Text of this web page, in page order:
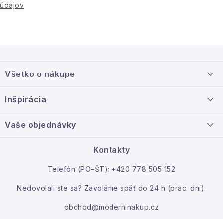
údajov
p
ä
Všetko o nákupe
Veľkoobchodná spolupráca
Inšpirácia
Vaše objednávky
Kontakty
Telefón (PO–ŠT): +420 778 505 152
Nedovolali ste sa? Zavoláme späť do 24 h (prac. dni).
obchod@moderninakup.cz